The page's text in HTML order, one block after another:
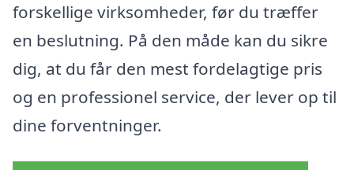
forskellige virksomheder, før du træffer
en beslutning. På den måde kan du sikre
dig, at du får den mest fordelagtige pris
og en professionel service, der lever op til
dine forventninger.